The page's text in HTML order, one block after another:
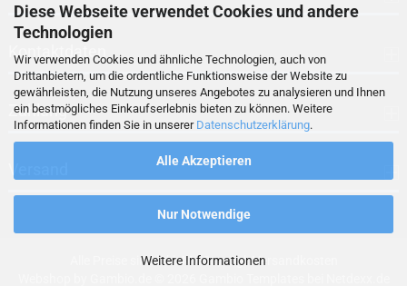
Diese Webseite verwendet Cookies und andere
Technologien
Wir verwenden Cookies und ähnliche Technologien, auch von
Drittanbietern, um die ordentliche Funktionsweise der Website zu
gewährleisten, die Nutzung unseres Angebotes zu analysieren und Ihnen
ein bestmögliches Einkaufserlebnis bieten zu können. Weitere
Informationen finden Sie in unserer Datenschutzerklärung.
Alle Akzeptieren
Nur Notwendige
Weitere Informationen
Kontaktdaten
Zahlung
Alle Preise sind inkl. MwSt., zzgl.Versandkosten